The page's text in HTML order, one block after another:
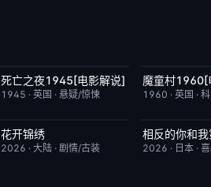
已完结 8.7
死亡之夜1945[电影解说]
1945 ·英国 ·悬疑/惊悚
已完结
魔童村1960[
1960 · 英国 ·
更新至第4集
花开锦绣
2026 ·大陆 ·剧情/古装
更新至第06集
相反的你和
2026 · 日本·